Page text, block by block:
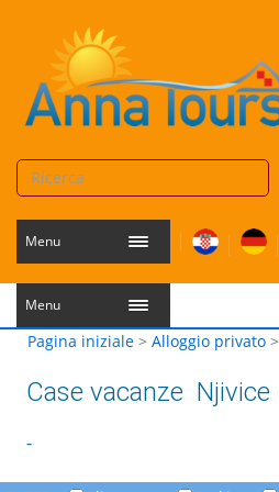
Menu
Menu
Pagina iniziale > Alloggio privato >
Case vacanze Njivice
-